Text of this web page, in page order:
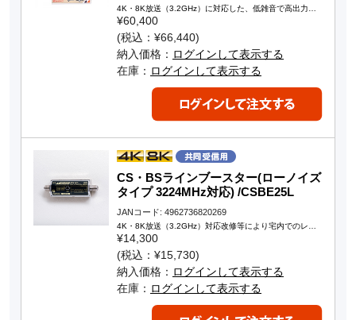
4K・8K放送（3.2GHz）に対応した、低雑音で高出力…
¥60,400
(税込：¥66,440)
納入価格： ログインして表示する
在庫： ログインして表示する
CS・BSラインブースター(ローノイズ
タイプ 3224MHz対応) /CSBE25L
JANコード: 4962736820269
4K・8K放送（3.2GHz）対応改修等により宅内でのレ…
¥14,300
(税込：¥15,730)
納入価格： ログインして表示する
在庫： ログインして表示する